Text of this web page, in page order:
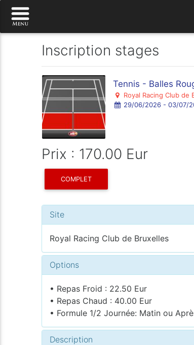
Inscription stages
Tennis - Balles
Royal Racing Club de
29/06/2026 - 03/07/
Prix : 170.00 Eur
COMPLET
Site
Royal Racing Club de Bruxelles
Options
• Repas Froid : 22.50 Eur
• Repas Chaud : 40.00 Eur
• Formule 1/2 Journée: Matin ou
Description